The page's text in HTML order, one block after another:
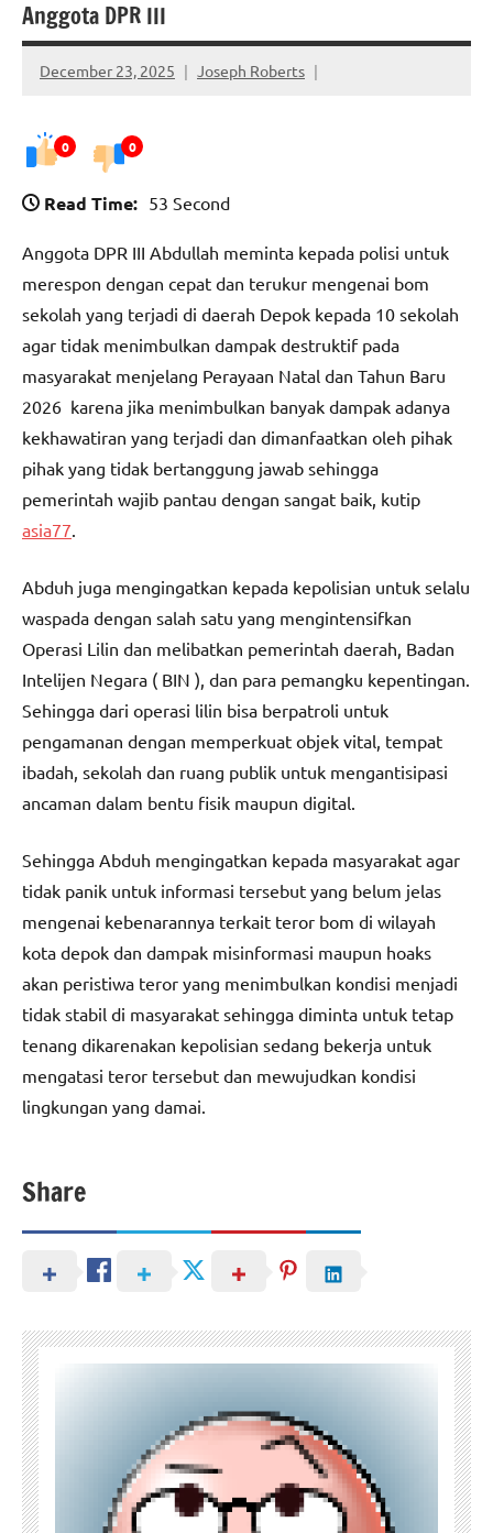
Anggota DPR III
December 23, 2025 Joseph Roberts
0 0
Read Time: 53 Second
Anggota DPR III Abdullah meminta kepada polisi untuk
merespon dengan cepat dan terukur mengenai bom
sekolah yang terjadi di daerah Depok kepada 10 sekolah
agar tidak menimbulkan dampak destruktif pada
masyarakat menjelang Perayaan Natal dan Tahun Baru
2026 karena jika menimbulkan banyak dampak adanya
kekhawatiran yang terjadi dan dimanfaatkan oleh pihak
pihak yang tidak bertanggung jawab sehingga
pemerintah wajib pantau dengan sangat baik, kutip
asia77.
Abduh juga mengingatkan kepada kepolisian untuk selalu
waspada dengan salah satu yang mengintensifkan
Operasi Lilin dan melibatkan pemerintah daerah, Badan
Intelijen Negara ( BIN ), dan para pemangku kepentingan.
Sehingga dari operasi lilin bisa berpatroli untuk
pengamanan dengan memperkuat objek vital, tempat
ibadah, sekolah dan ruang publik untuk mengantisipasi
ancaman dalam bentu fisik maupun digital.
Sehingga Abduh mengingatkan kepada masyarakat agar
tidak panik untuk informasi tersebut yang belum jelas
mengenai kebenarannya terkait teror bom di wilayah
kota depok dan dampak misinformasi maupun hoaks
akan peristiwa teror yang menimbulkan kondisi menjadi
tidak stabil di masyarakat sehingga diminta untuk tetap
tenang dikarenakan kepolisian sedang bekerja untuk
mengatasi teror tersebut dan mewujudkan kondisi
lingkungan yang damai.
Share